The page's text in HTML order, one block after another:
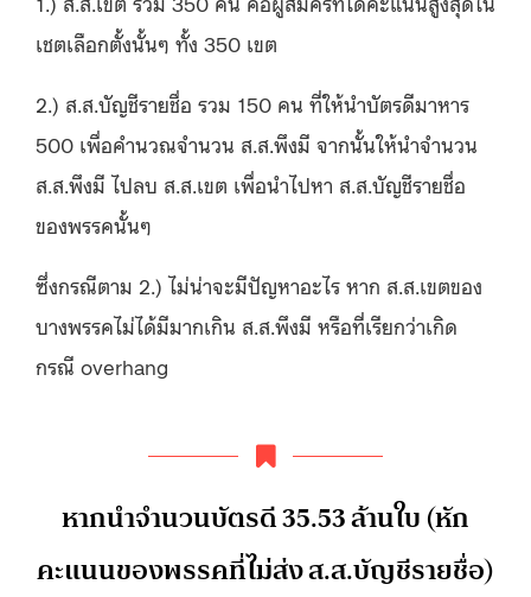
เชตเลือกตั้งนั้นๆ ทั้ง 350 เขต
2.) ส.ส.บัญชีรายชื่อ รวม 150 คน ที่ให้นำบัตรดีมาหาร
500 เพื่อคำนวณจำนวน ส.ส.พึงมี จากนั้นให้นำจำนวน
ส.ส.พึงมี ไปลบ ส.ส.เขต เพื่อนำไปหา ส.ส.บัญชีรายชื่อ
ของพรรคนั้นๆ
ซึ่งกรณีตาม 2.) ไม่น่าจะมีปัญหาอะไร หาก ส.ส.เขตของ
บางพรรคไม่ได้มีมากเกิน ส.ส.พึงมี หรือที่เรียกว่าเกิด
กรณี overhang
หากนำจำนวนบัตรดี 35.53 ล้านใบ (หัก
คะแนนของพรรคที่ไม่ส่ง ส.ส.บัญชีรายชื่อ)